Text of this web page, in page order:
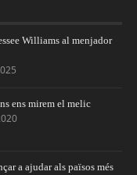
Williams al menjador
ens mirem el melic
a ajudar als països més